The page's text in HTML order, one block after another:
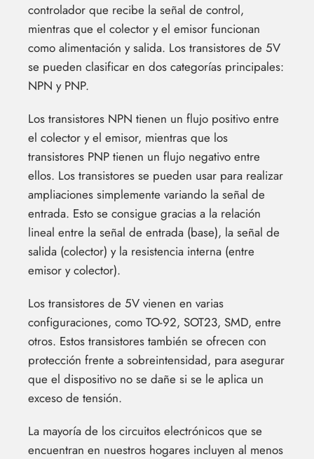
controlador que recibe la señal de control,
mientras que el colector y el emisor funcionan
como alimentación y salida. Los transistores de 5V
se pueden clasificar en dos categorías principales:
NPN y PNP.
Los transistores NPN tienen un flujo positivo entre
el colector y el emisor, mientras que los
transistores PNP tienen un flujo negativo entre
ellos. Los transistores se pueden usar para realizar
ampliaciones simplemente variando la señal de
entrada. Esto se consigue gracias a la relación
lineal entre la señal de entrada (base), la señal de
salida (colector) y la resistencia interna (entre
emisor y colector).
Los transistores de 5V vienen en varias
configuraciones, como TO-92, SOT23, SMD, entre
otros. Estos transistores también se ofrecen con
protección frente a sobreintensidad, para asegurar
que el dispositivo no se dañe si se le aplica un
exceso de tensión.
La mayoría de los circuitos electrónicos que se
encuentran en nuestros hogares incluyen al menos